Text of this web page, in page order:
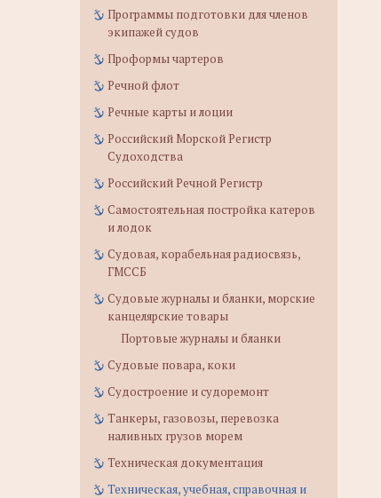
Программы подготовки для членов
экипажей судов
Проформы чартеров
Речной флот
Речные карты и лоции
Российский Морской Регистр
Судоходства
Российский Речной Регистр
Самостоятельная постройка катеров
и лодок
Судовая, корабельная радиосвязь,
ГМССБ
Судовые журналы и бланки, морские
канцелярские товары
Портовые журналы и бланки
Судовые повара, коки
Судостроение и судоремонт
Танкеры, газовозы, перевозка
наливных грузов морем
Техническая документация
Техническая, учебная, справочная и